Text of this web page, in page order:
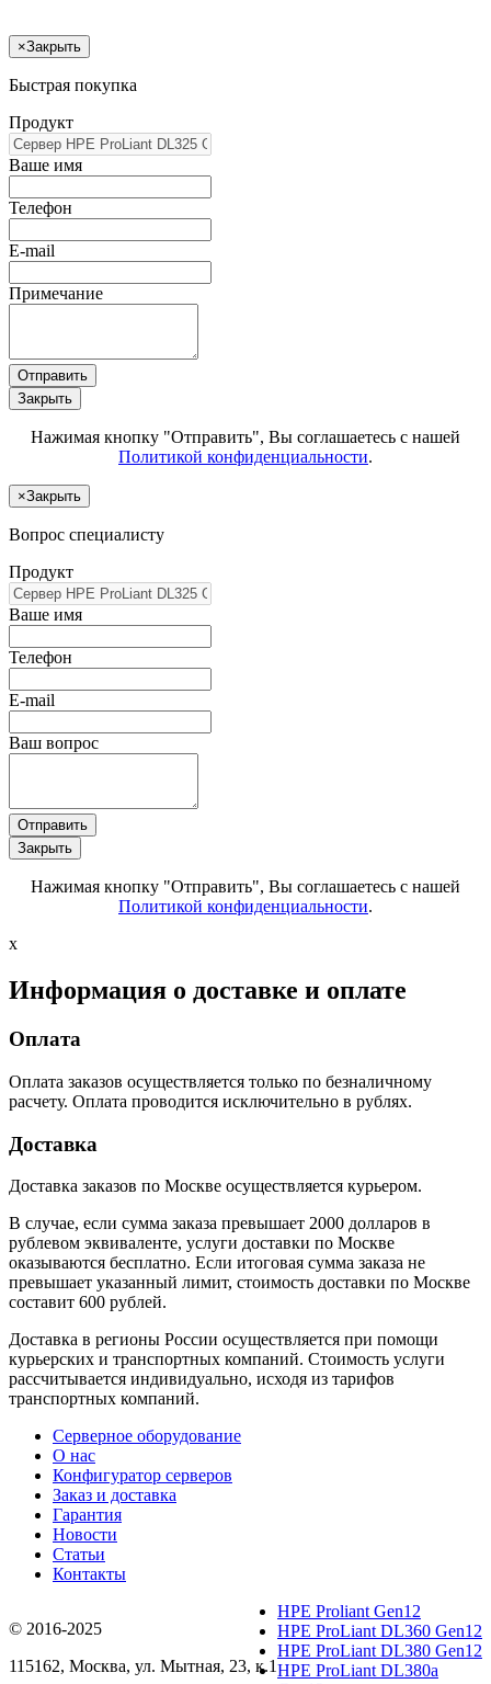
×Закрыть
Быстрая покупка
Продукт
Ваше имя
Телефон
E-mail
Примечание
Отправить
Закрыть
Нажимая кнопку "Отправить", Вы соглашаетесь с нашей
Политикой конфиденциальности.
×Закрыть
Вопрос специалисту
Продукт
Ваше имя
Телефон
E-mail
Ваш вопрос
Отправить
Закрыть
Нажимая кнопку "Отправить", Вы соглашаетесь с нашей
Политикой конфиденциальности.
x
Информация о доставке и оплате
Оплата
Оплата заказов осуществляется только по безналичному
расчету. Оплата проводится исключительно в рублях.
Доставка
Доставка заказов по Москве осуществляется курьером.
В случае, если сумма заказа превышает 2000 долларов в
рублевом эквиваленте, услуги доставки по Москве
оказываются бесплатно. Если итоговая сумма заказа не
превышает указанный лимит, стоимость доставки по Москве
составит 600 рублей.
Доставка в регионы России осуществляется при помощи
курьерских и транспортных компаний. Стоимость услуги
рассчитывается индивидуально, исходя из тарифов
транспортных компаний.
Серверное оборудование
О нас
Конфигуратор серверов
Заказ и доставка
Гарантия
Новости
Статьи
Контакты
© 2016-2025
115162, Москва, ул. Мытная, 23, к.1
HPE Proliant Gen12
HPE ProLiant DL360 Gen12
HPE ProLiant DL380 Gen12
HPE ProLiant DL380a